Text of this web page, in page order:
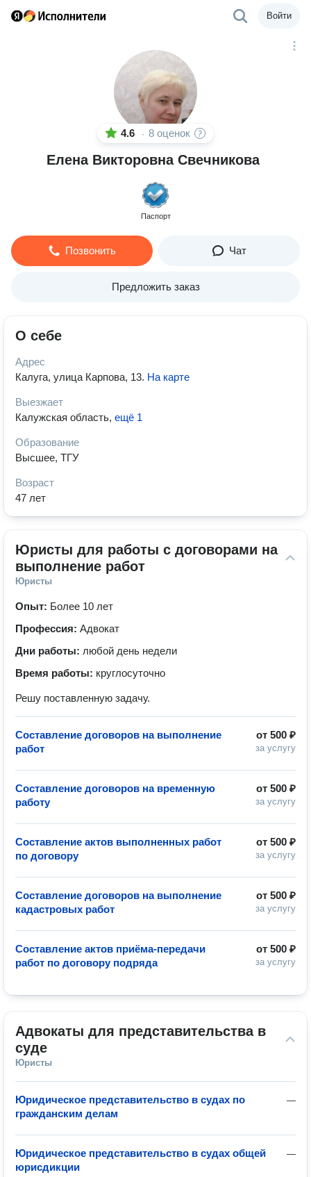
Войти
4.6 · 8 оценок
Елена Викторовна Свечникова
Паспорт
Позвонить Чат
Предложить заказ
О себе
Адрес
Калуга, улица Карпова, 13. На карте
Выезжает
Калужская область, ещё 1
Образование
Высшее, ТГУ
Возраст
47 лет
Юристы для работы с договорами на
выполнение работ
Юристы
Опыт: Более 10 лет
Профессия: Адвокат
Дни работы: любой день недели
Время работы: круглосуточно
Решу поставленную задачу.
от 500 ₽
за услугу
Составление договоров на выполнение
работ
от 500 ₽
за услугу
Составление договоров на временную
работу
от 500 ₽
за услугу
Составление актов выполненных работ
по договору
от 500 ₽
за услугу
Составление договоров на выполнение
кадастровых работ
от 500 ₽
за услугу
Составление актов приёма-передачи
работ по договору подряда
Адвокаты для представительства в
суде
Юристы
—
Юридическое представительство в судах по
гражданским делам
—
Юридическое представительство в судах общей
юрисдикции